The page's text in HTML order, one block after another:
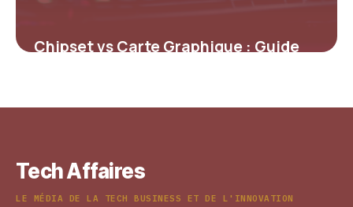
Chipset vs Carte Graphique : Guide
Tech Affaires
LE MÉDIA DE LA TECH BUSINESS ET DE L'INNOVATION